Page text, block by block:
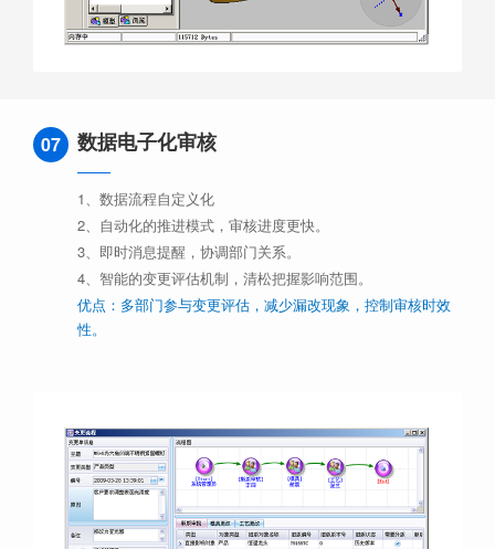
07 数据电子化审核
1、数据流程自定义化
2、自动化的推进模式，审核进度更快。
3、即时消息提醒，协调部门关系。
4、智能的变更评估机制，清松把握影响范围。
优点：多部门参与变更评估，减少漏改现象，控制审核时效
性。